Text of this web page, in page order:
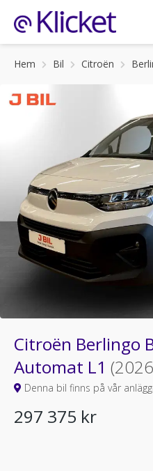
Hem Bil Citroën
Citroën Berlingo
Automat L1
Denna bil finns på vår
297 375 kr